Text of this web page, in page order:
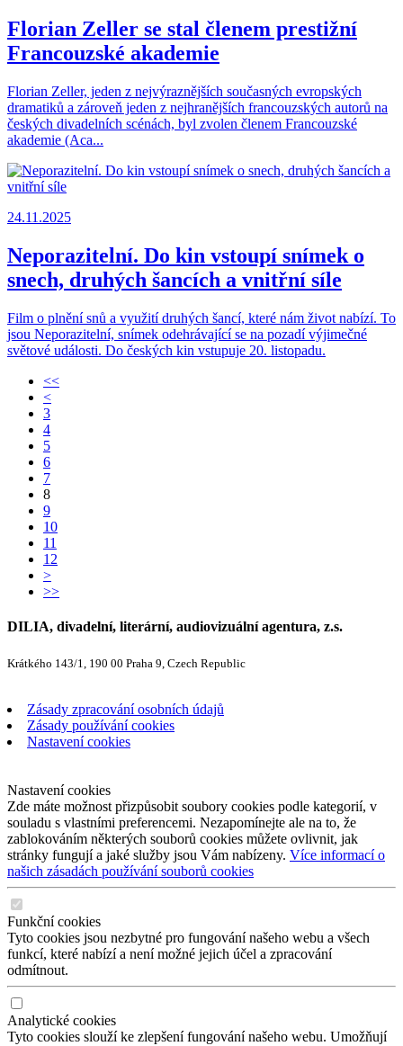
Florian Zeller se stal členem prestižní
Francouzské akademie
Florian Zeller, jeden z nejvýraznějších současných evropských
dramatiků a zároveň jeden z nejhranějších francouzských autorů na
českých divadelních scénách, byl zvolen členem Francouzské
akademie (Aca...
24.11.2025
Neporazitelní. Do kin vstoupí snímek o
snech, druhých šancích a vnitřní síle
Film o plnění snů a využití druhých šancí, které nám život nabízí. To
jsou Neporazitelní, snímek odehrávající se na pozadí výjimečné
světové události. Do českých kin vstupuje 20. listopadu.
<<
<
3
4
5
6
7
8
9
10
11
12
>
>>
DILIA, divadelní, literární, audiovizuální agentura, z.s.
Krátkého 143/1, 190 00 Praha 9, Czech Republic
Zásady zpracování osobních údajů
Zásady používání cookies
Nastavení cookies
Nastavení cookies
Zde máte možnost přizpůsobit soubory cookies podle kategorií, v
souladu s vlastními preferencemi. Nezapomínejte ale na to, že
zablokováním některých souborů cookies můžete ovlivnit, jak
stránky fungují a jaké služby jsou Vám nabízeny. Více informací o
našich zásadách používání souborů cookies
Funkční cookies
Tyto cookies jsou nezbytné pro fungování našeho webu a všech
funkcí, které nabízí a není možné jejich účel a zpracování
odmítnout.
Analytické cookies
Tyto cookies slouží ke zlepšení fungování našeho webu. Umožňují